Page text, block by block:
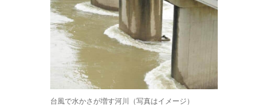
台風で水かさが増す河川（写真はイメージ）